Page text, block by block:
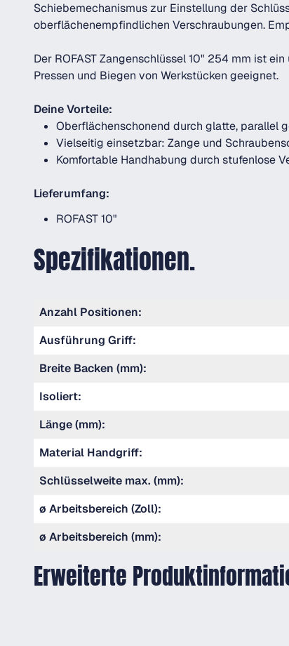
Schiebemechanismus zur Einstellung der
oberflächenempfindlichen Verschraubungen.
Der ROFAST Zangenschlüssel 10" 254 mm ist
Pressen und Biegen von Werkstücken geeignet.
Deine Vorteile:
Oberflächenschonend durch glatte, parallel
Vielseitig einsetzbar: Zange und
Komfortable Handhabung durch stufenlose
Lieferumfang:
ROFAST 10"
Spezifikationen.
Anzahl Positionen:
Ausführung Griff:
Breite Backen (mm):
Isoliert:
Länge (mm):
Material Handgriff:
Schlüsselweite max. (mm):
ø Arbeitsbereich (Zoll):
ø Arbeitsbereich (mm):
Erweiterte